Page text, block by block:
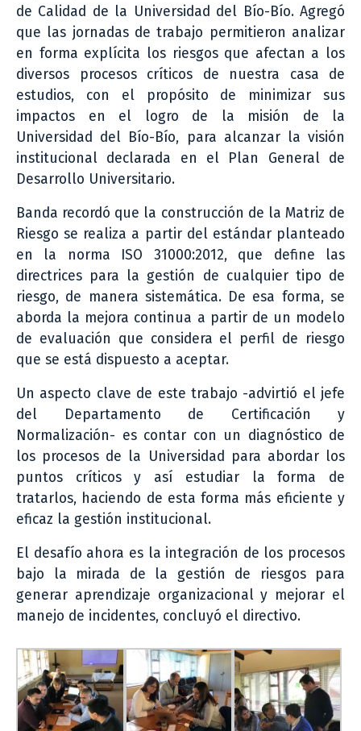
de Calidad de la Universidad del Bío-Bío. Agregó
que las jornadas de trabajo permitieron analizar
en forma explícita los riesgos que afectan a los
diversos procesos críticos de nuestra casa de
estudios, con el propósito de minimizar sus
impactos en el logro de la misión de la
Universidad del Bío-Bío, para alcanzar la visión
institucional declarada en el Plan General de
Desarrollo Universitario.
Banda recordó que la construcción de la Matriz de
Riesgo se realiza a partir del estándar planteado
en la norma ISO 31000:2012, que define las
directrices para la gestión de cualquier tipo de
riesgo, de manera sistemática. De esa forma, se
aborda la mejora continua a partir de un modelo
de evaluación que considera el perfil de riesgo
que se está dispuesto a aceptar.
Un aspecto clave de este trabajo -advirtió el jefe
del Departamento de Certificación y
Normalización- es contar con un diagnóstico de
los procesos de la Universidad para abordar los
puntos críticos y así estudiar la forma de
tratarlos, haciendo de esta forma más eficiente y
eficaz la gestión institucional.
El desafío ahora es la integración de los procesos
bajo la mirada de la gestión de riesgos para
generar aprendizaje organizacional y mejorar el
manejo de incidentes, concluyó el directivo.